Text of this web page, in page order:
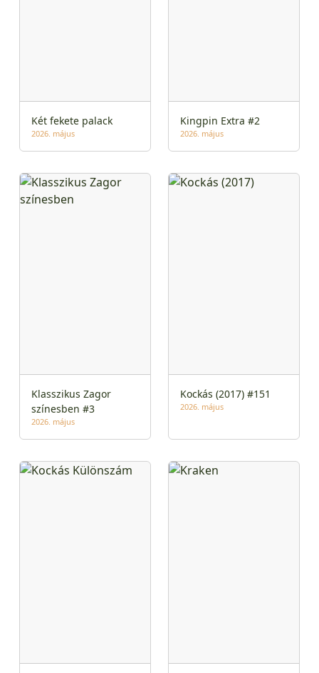
Két fekete palack
2026. május
Kingpin Extra #2
2026. május
Klasszikus Zagor
színesben #3
2026. május
Kockás (2017) #151
2026. május